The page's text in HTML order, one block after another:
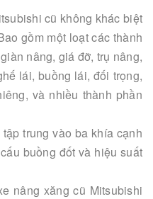
cũ không khác biệt
gồm một loạt các thành
nâng, giá đỡ, trụ nâng,
lái, buồng lái, đối trọng,
và nhiều thành phần
trung vào ba khía cạnh
buồng đốt và hiệu suất
nâng xăng cũ Mitsubishi